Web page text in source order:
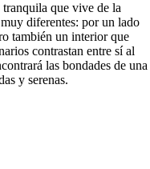
tranquila que vive de la
diferentes: por un lado
también un interior que
contrastan entre sí al
las bondades de una
y serenas.